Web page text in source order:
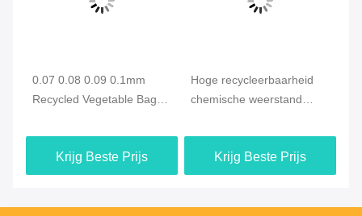
0.07 0.08 0.09 0.1mm
Recycled Vegetable Bags
Krijg Beste Prijs
Hoge recycleerbaarheid
chemische weerstand
verpakkingszakken
Krijg Beste Prijs